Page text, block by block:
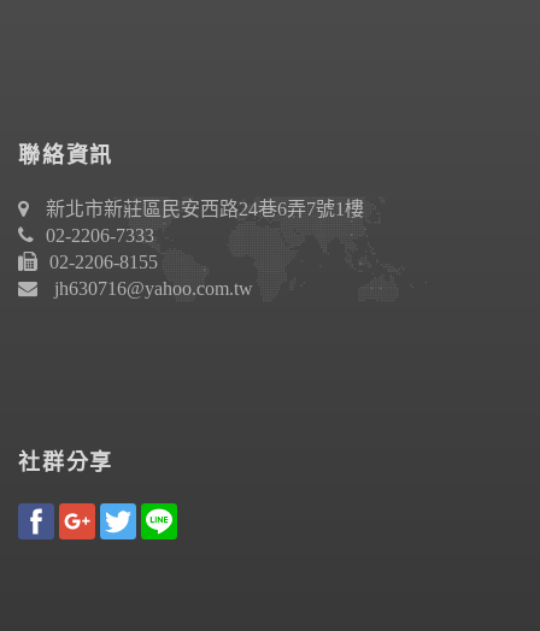
聯絡資訊
新北市新莊區民安西路24巷6弄7號1樓
02-2206-7333
02-2206-8155
jh630716@yahoo.com.tw
社群分享